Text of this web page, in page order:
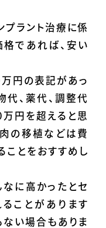
プラント治療に係
であれば、安い
円の表記があっ
代、薬代、調整代
円を超えると思
の移植などは費
ことをおすすめし
に高かったとセ
ことがあります
ない場合もありま